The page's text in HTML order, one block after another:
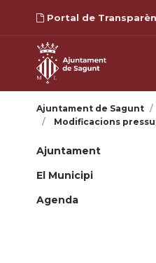
Portal de
Ajuntament de Sagunt
Modificacions
Ajuntament
El Municipi
Agenda